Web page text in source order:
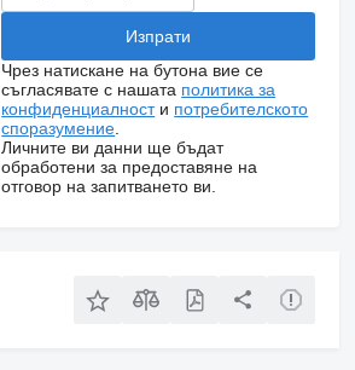
Чрез натискане на бутона вие се
съгласявате с нашата политика за
конфиденциалности потребителското
споразумение
Личните ви данни ще бъдат
обработени за предоставяне на
отговор на запитването ви.